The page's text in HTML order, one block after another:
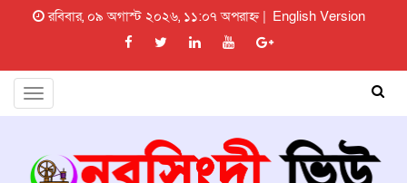
রবিবার, ০৯ অগাস্ট ২০২৬, ১১:০৭ অপরাহ্ন | English Version
Toggle